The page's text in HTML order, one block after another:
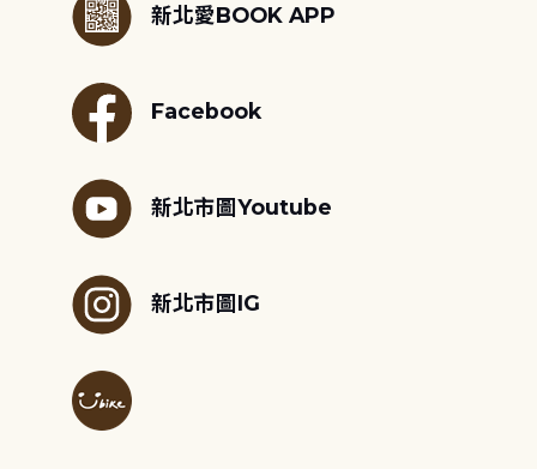
新北愛BOOK APP
Facebook
新北市圖Youtube
新北市圖IG